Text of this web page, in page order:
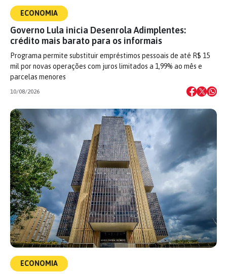
ECONOMIA
Governo Lula inicia Desenrola Adimplentes:
crédito mais barato para os informais
Programa permite substituir empréstimos pessoais de até R$ 15
mil por novas operações com juros limitados a 1,99% ao mês e
parcelas menores
10/08/2026
ECONOMIA